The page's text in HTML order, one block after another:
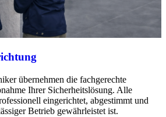
übernehmen die fachgerechte
Ihrer Sicherheitslösung. Alle
eingerichtet, abgestimmt und
Betrieb gewährleistet ist.